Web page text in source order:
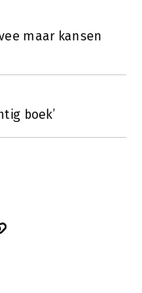
maar kansen
boek’